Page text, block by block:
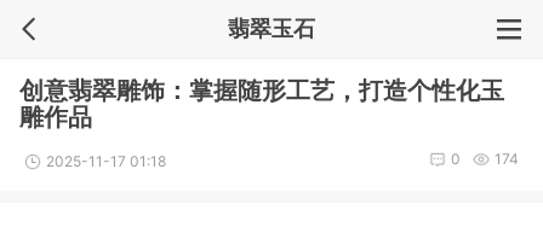
翡翠玉石
创意翡翠雕饰：掌握随形工艺，打造个性化玉
雕作品
2025-11-17 01:18 174
0